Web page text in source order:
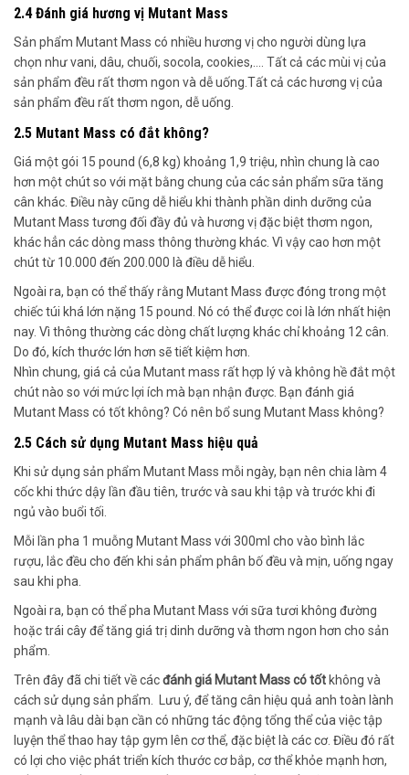
2.4 Đánh giá hương vị Mutant Mass
Sản phẩm Mutant Mass có nhiều hương vị cho người dùng lựa
chọn như vani, dâu, chuối, socola, cookies,…. Tất cả các mùi vị của
sản phẩm đều rất thơm ngon và dễ uống.Tất cả các hương vị của
sản phẩm đều rất thơm ngon, dễ uống.
2.5 Mutant Mass có đắt không?
Giá một gói 15 pound (6,8 kg) khoảng 1,9 triệu, nhìn chung là cao
hơn một chút so với mặt bằng chung của các sản phẩm sữa tăng
cân khác. Điều này cũng dễ hiểu khi thành phần dinh dưỡng của
Mutant Mass tương đối đầy đủ và hương vị đặc biệt thơm ngon,
khác hẳn các dòng mass thông thường khác. Vì vậy cao hơn một
chút từ 10.000 đến 200.000 là điều dễ hiểu.
Ngoài ra, bạn có thể thấy rằng Mutant Mass được đóng trong một
chiếc túi khá lớn nặng 15 pound. Nó có thể được coi là lớn nhất hiện
nay. Vì thông thường các dòng chất lượng khác chỉ khoảng 12 cân.
Do đó, kích thước lớn hơn sẽ tiết kiệm hơn.
Nhìn chung, giá cả của Mutant mass rất hợp lý và không hề đắt một
chút nào so với mức lợi ích mà bạn nhận được. Bạn đánh giá
Mutant Mass có tốt không? Có nên bổ sung Mutant Mass không?
2.5 Cách sử dụng Mutant Mass hiệu quả
Khi sử dụng sản phẩm Mutant Mass mỗi ngày, bạn nên chia làm 4
cốc khi thức dậy lần đầu tiên, trước và sau khi tập và trước khi đi
ngủ vào buổi tối.
Mỗi lần pha 1 muỗng Mutant Mass với 300ml cho vào bình lắc
rượu, lắc đều cho đến khi sản phẩm phân bố đều và mịn, uống ngay
sau khi pha.
Ngoài ra, bạn có thể pha Mutant Mass với sữa tươi không đường
hoặc trái cây để tăng giá trị dinh dưỡng và thơm ngon hơn cho sản
phẩm.
Trên đây đã chi tiết về cácđánh giá Mutant Mass có tốt không và
cách sử dụng sản phẩm. Lưu ý, để tăng cân hiệu quả anh toàn lành
mạnh và lâu dài bạn cần có những tác động tổng thể của việc tập
luyện thể thao hay tập gym lên cơ thể, đặc biệt là các cơ. Điều đó rất
có lợi cho việc phát triển kích thước cơ bắp, cơ thể khỏe mạnh hơn,